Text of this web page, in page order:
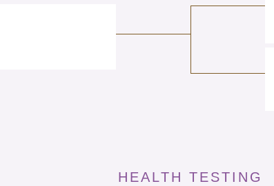
HEALTH TESTING